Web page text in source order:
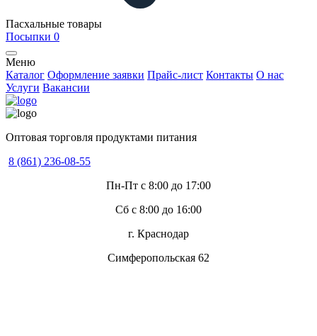
Пасхальные товары
Посыпки 0
Меню
Каталог Оформление заявки Прайс-лист Контакты О нас
Услуги Вакансии
Оптовая торговля продуктами питания
8 (861) 236-08-55
Пн-Пт с 8:00 до 17:00
Сб с 8:00 до 16:00
г. Краснодар
Симферопольская 62